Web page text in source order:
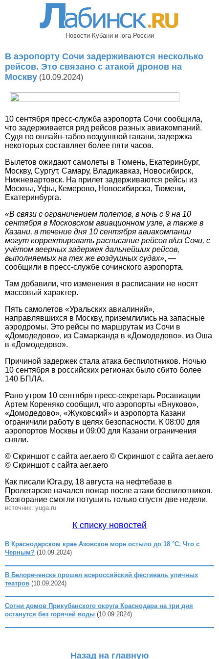
Новости Кубани и юга России
В аэропорту Сочи задерживаются несколько
рейсов. Это связано с атакой дронов на
Москву (10.09.2024)
10 сентября пресс-служба аэропорта Сочи сообщила,
что задерживается ряд рейсов разных авиакомпаний.
Судя по онлайн-табло воздушной гавани, задержка
некоторых составляет более пяти часов.
Вылетов ожидают самолеты в Тюмень, Екатеринбург,
Москву, Сургут, Самару, Владикавказ, Новосибирск,
Нижневартовск. На прилет задерживаются рейсы из
Москвы, Уфы, Кемерово, Новосибирска, Тюмени,
Екатеринбурга.
«В связи с ограничением полетов, в ночь с 9 на 10
сентября в Московском авиационном узле, а также в
Казани, в течение дня 10 сентября авиакомпании
могут корректировать расписание рейсов в/из Сочи, с
учётом веерных задержек дальнейших рейсов,
выполняемых на тех же воздушных судах», —
сообщили в пресс-службе сочинского аэропорта.
Там добавили, что изменения в расписании не носят
массовый характер.
Пять самолетов «Уральских авиалиний»,
направлявшихся в Москву, приземлились на запасные
аэродромы. Это рейсы по маршрутам из Сочи в
«Домодедово», из Самарканда в «Домодедово», из Оша
в «Домодедово».
Причиной задержек стала атака беспилотников. Ночью
10 сентября в российских регионах было сбито более
140 БПЛА.
Рано утром 10 сентября пресс-секретарь Росавиации
Артем Кореняко сообщил, что аэропорты «Внуково»,
«Домодедово», «Жуковский» и аэропорта Казани
ограничили работу в целях безопасности. К 08:00 для
аэропортов Москвы и 09:00 для Казани ограничения
сняли.
© Скриншот с сайта aer.aero © Скриншот с сайта aer.aero
© Скриншот с сайта aer.aero
Как писали Юга.ру, 18 августа на нефтебазе в
Пролетарске начался пожар после атаки беспилотников.
Возгорание смогли потушить только спустя две недели.
источник: yuga.ru
К списку новостей
В Краснодарском крае Азовское море остыло до 18 °С. Что с
Черным? (10.09.2024)
В Белореченске прошел всероссийский фестиваль уличных
театров (10.09.2024)
Сотни домов Прикубанского округа Краснодара на три дня
останутся без горячей воды (10.09.2024)
Назад на главную